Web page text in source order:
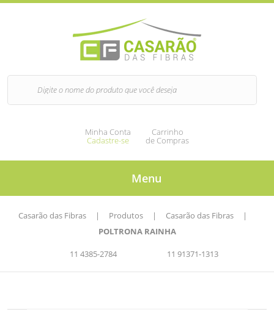
Minha Conta
Cadastre-se
Carrinho
de Compras
Menu
Casarão das Fibras | Produtos | Casarão das Fibras
|
POLTRONA RAINHA
11 4385-2784 11 91371-1313